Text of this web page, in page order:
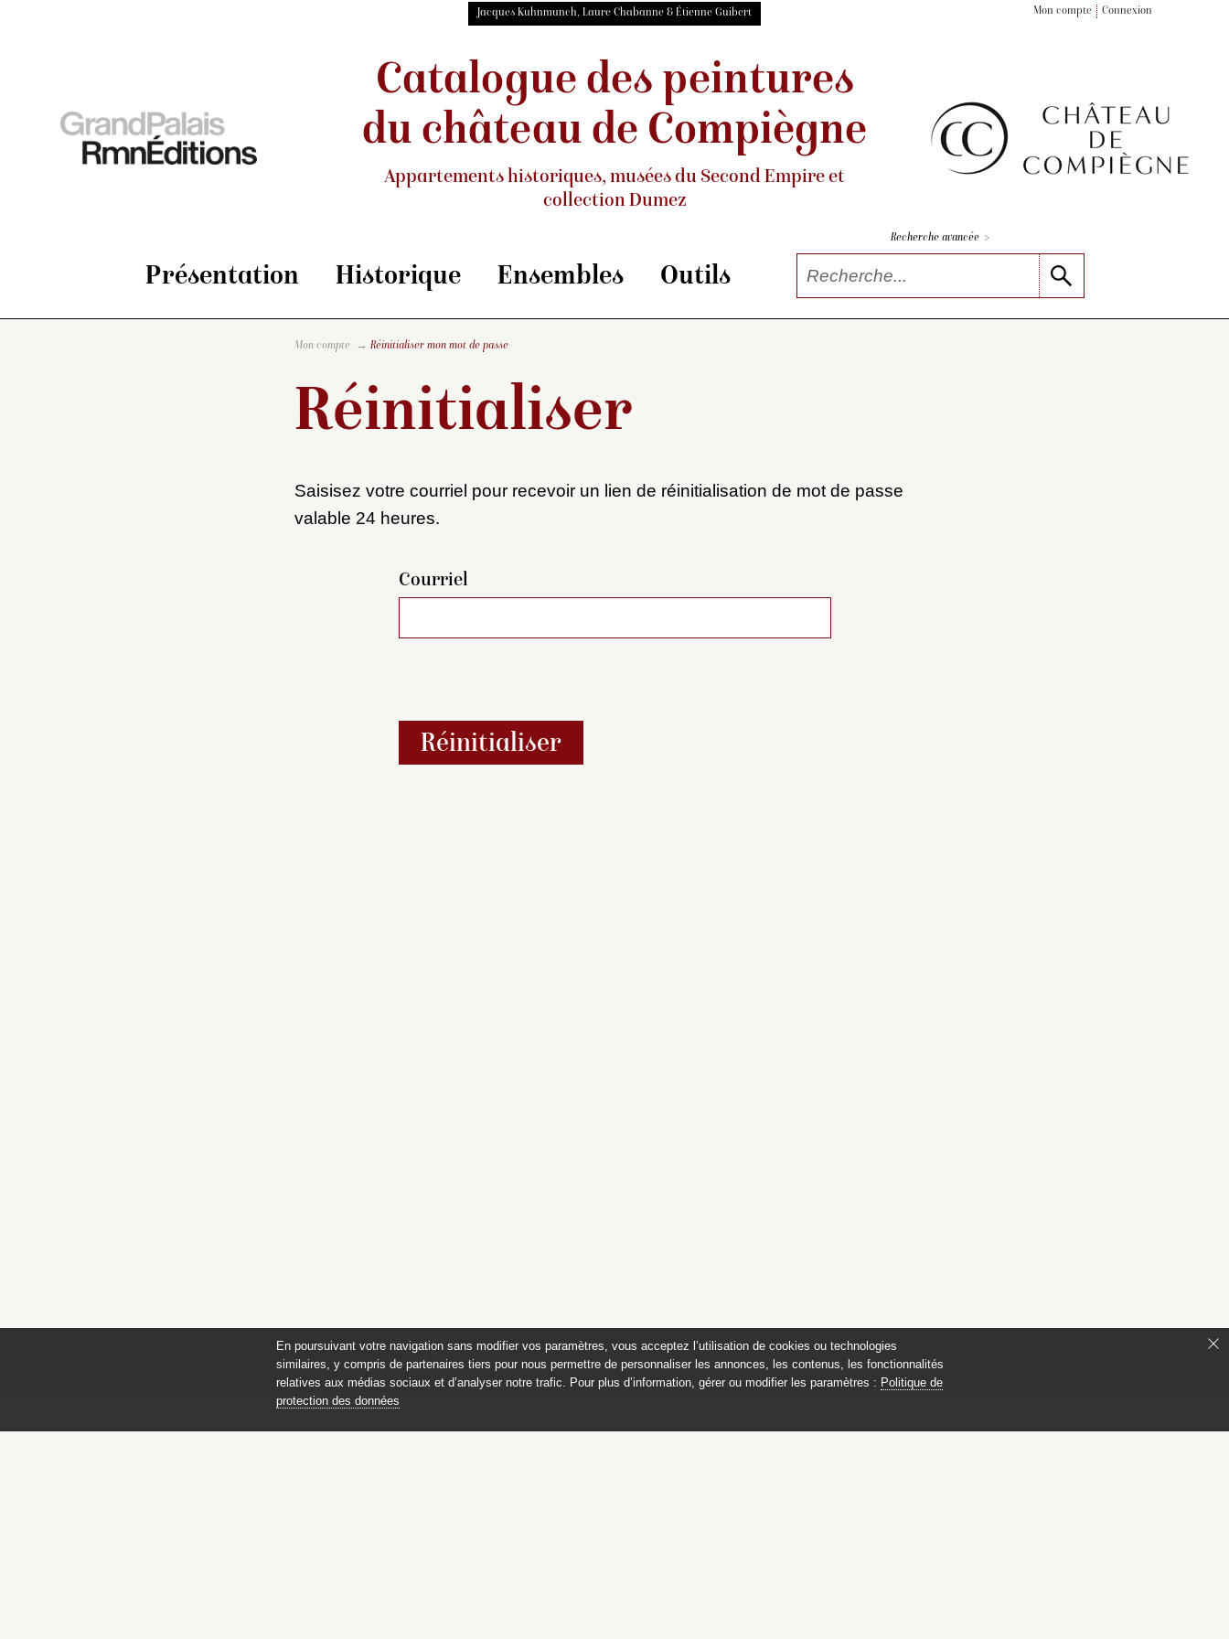
Jacques Kuhnmunch, Laure Chabanne & Étienne Guibert Mon compte Connexion
Catalogue des peintures
du château de Compiègne
Appartements historiques, muséesdu Second Empire et
collection Dumez
Présentation Historique Ensembles Outils
Recherche avancée >
Mon compte Réinitialiser mon mot de passe
Réinitialiser
Saisisez votre courriel pour recevoir un lien de réinitialisation de mot de passe
valable 24 heures.
Courriel
Réinitialiser
En poursuivant votre navigation sans modifier vos paramètres, vous acceptez l’utilisation de cookies ou technologies
similaires, y compris de partenaires tiers pour nous permettre de personnaliser les annonces, les contenus, les fonctionnalités
relatives aux médias sociaux et d’analyser notre trafic. Pour plus d’information, gérer ou modifier les paramètres : Politique de
protection des données